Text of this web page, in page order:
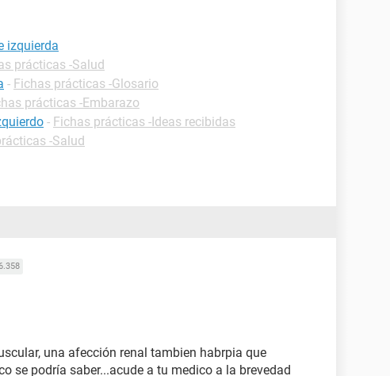
izquierda
prácticas -Salud
- Fichas prácticas -Glosario
prácticas -Embarazo
- Fichas prácticas -Ideas recibidas
-Salud
una afección renal tambien habrpia que
se podría saber...acude a tu medico a la brevedad